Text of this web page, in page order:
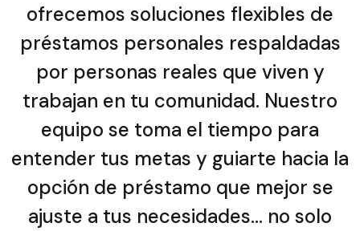
ofrecemos soluciones flexibles de
préstamos personales respaldadas
por personas reales que viven y
trabajan en tu comunidad. Nuestro
equipo se toma el tiempo para
entender tus metas y guiarte hacia la
opción de préstamo que mejor se
ajuste a tus necesidades… no solo